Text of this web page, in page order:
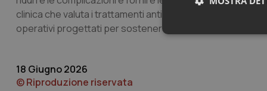
clinica che valuta i trattamenti antivirali. Le nuove linee
operativi progettati per sostenere un’erogazione di cure
18 Giugno 2026
© Riproduzione riservata